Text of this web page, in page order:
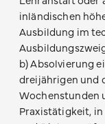
inländischen
Ausbildung im
b) Absolvierung
dreijährigen und
Wochenstunden
Praxistätigkeit,